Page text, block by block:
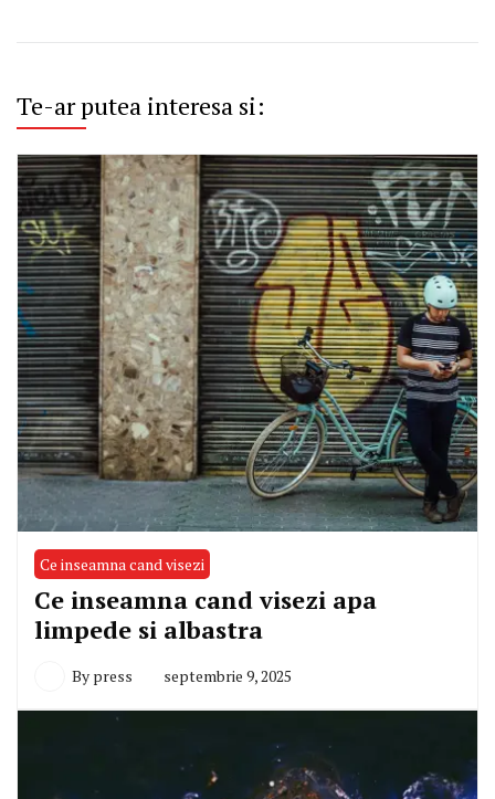
Te-ar putea interesa si:
Ce inseamna cand visezi
Ce inseamna cand visezi apa
limpede si albastra
By press septembrie 9, 2025